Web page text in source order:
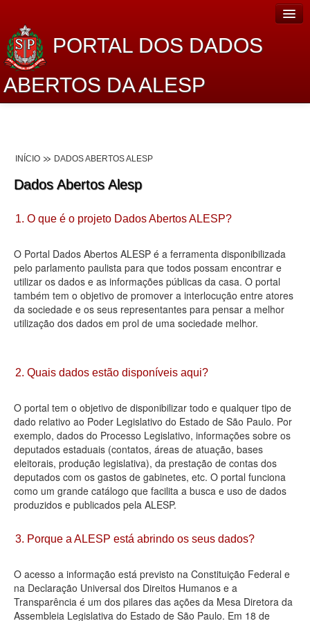
PORTAL DOS DADOS
ABERTOS DA ALESP
Lei de Acesso à Informação
Dados Governamentais Abertos
Planejamento
Catálogo de dados
Processo Legislativo
Deputados Estaduais
Agenda
Perguntas frequentes
Contato
INÍCIO DADOS ABERTOS ALESP
Dados Abertos Alesp
1. O que é o projeto Dados Abertos ALESP?
O Portal Dados Abertos ALESP é a ferramenta disponibilizada
pelo parlamento paulista para que todos possam encontrar e
utilizar os dados e as informações públicas da casa. O portal
também tem o objetivo de promover a interlocução entre atores
da sociedade e os seus representantes para pensar a melhor
utilização dos dados em prol de uma sociedade melhor.
2. Quais dados estão disponíveis aqui?
O portal tem o objetivo de disponibilizar todo e qualquer tipo de
dado relativo ao Poder Legislativo do Estado de São Paulo. Por
exemplo, dados do Processo Legislativo, informações sobre os
deputados estaduais (contatos, áreas de atuação, bases
eleitorais, produção legislativa), da prestação de contas dos
deputados com os gastos de gabinetes, etc. O portal funciona
como um grande catálogo que facilita a busca e uso de dados
produzidos e publicados pela ALESP.
3. Porque a ALESP está abrindo os seus dados?
O acesso a informação está previsto na Constituição Federal e
na Declaração Universal dos Direitos Humanos e a
Transparência é um dos pilares das ações da Mesa Diretora da
Assembleia Legislativa do Estado de São Paulo. Em 18 de